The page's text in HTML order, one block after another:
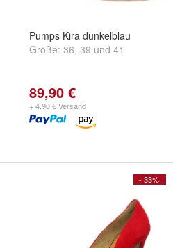
Pumps Kira dunkelblau
Größe: 36, 39 und 41
89,90 €
+ 4,90 € Versand
- 33%